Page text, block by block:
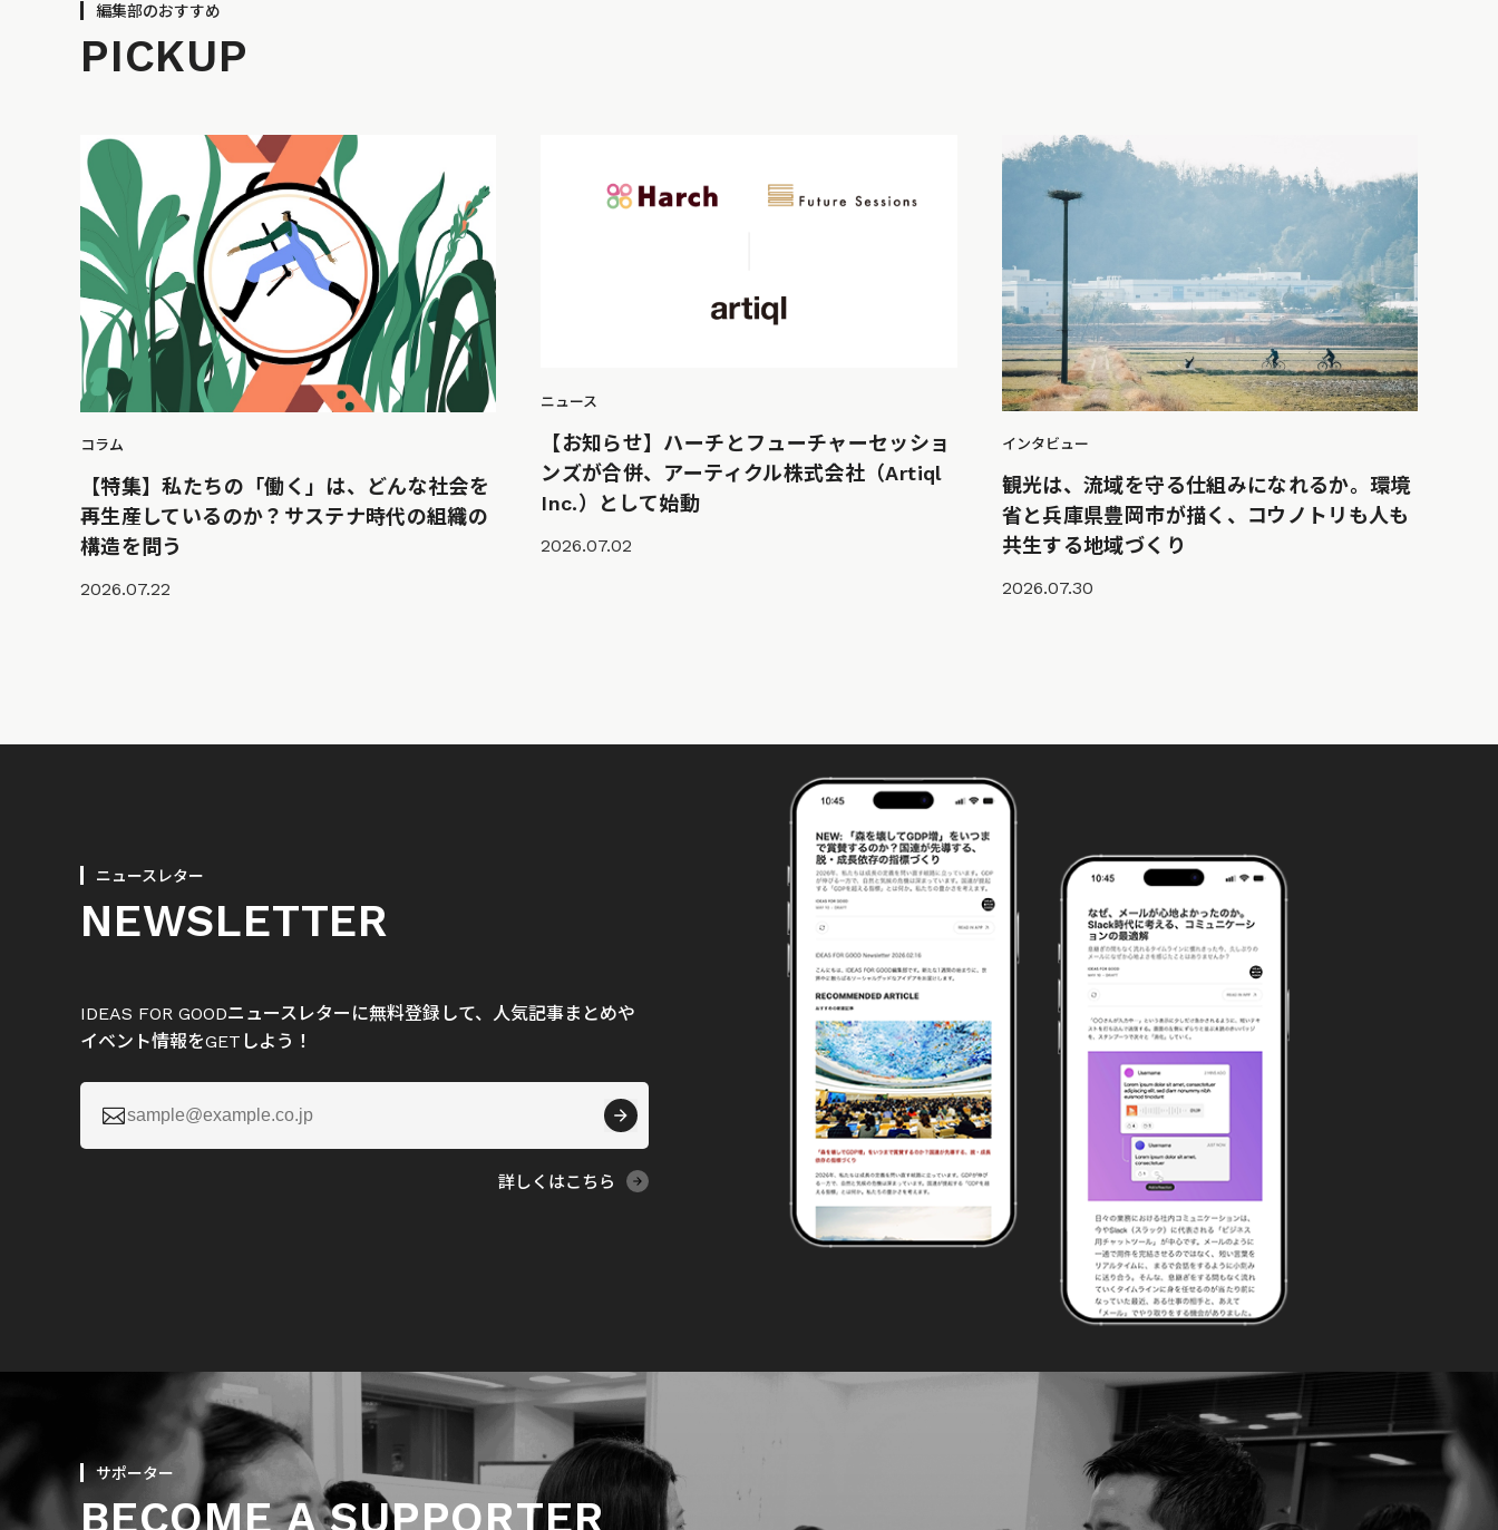
編集部のおすすめ
PICKUP
コラム
【特集】私たちの「働く」は、どんな社会を
再生産しているのか？サステナ時代の組織の
構造を問う
2026.07.22
ニュース
【お知らせ】ハーチとフューチャーセッショ
ンズが合併、アーティクル株式会社（Artiql
Inc.）として始動
2026.07.02
インタビュー
観光は、流域を守る仕組みになれるか。環境
省と兵庫県豊岡市が描く、コウノトリも人も
共生する地域づくり
2026.07.30
ニュースレター
NEWSLETTER
IDEAS FOR GOODニュースレターに無料登録して、人気記事まとめや
イベント情報をGETしよう！

詳しくはこちら
サポーター
BECOME A SUPPORTER